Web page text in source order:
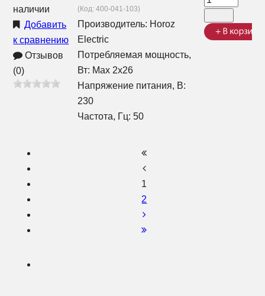
наличии
Добавить
к сравнению
Отзывов
(0)
(Код:400-041-103)
Производитель: Horoz
Electric
Потребляемая мощность,
Вт: Max 2x26
Напряжение питания, В:
230
Частота, Гц: 50
1
2